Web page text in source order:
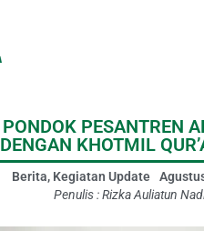
PESANTREN
KHOTMIL
Berita, Kegiatan Update
Penulis :Rizka Auliatun